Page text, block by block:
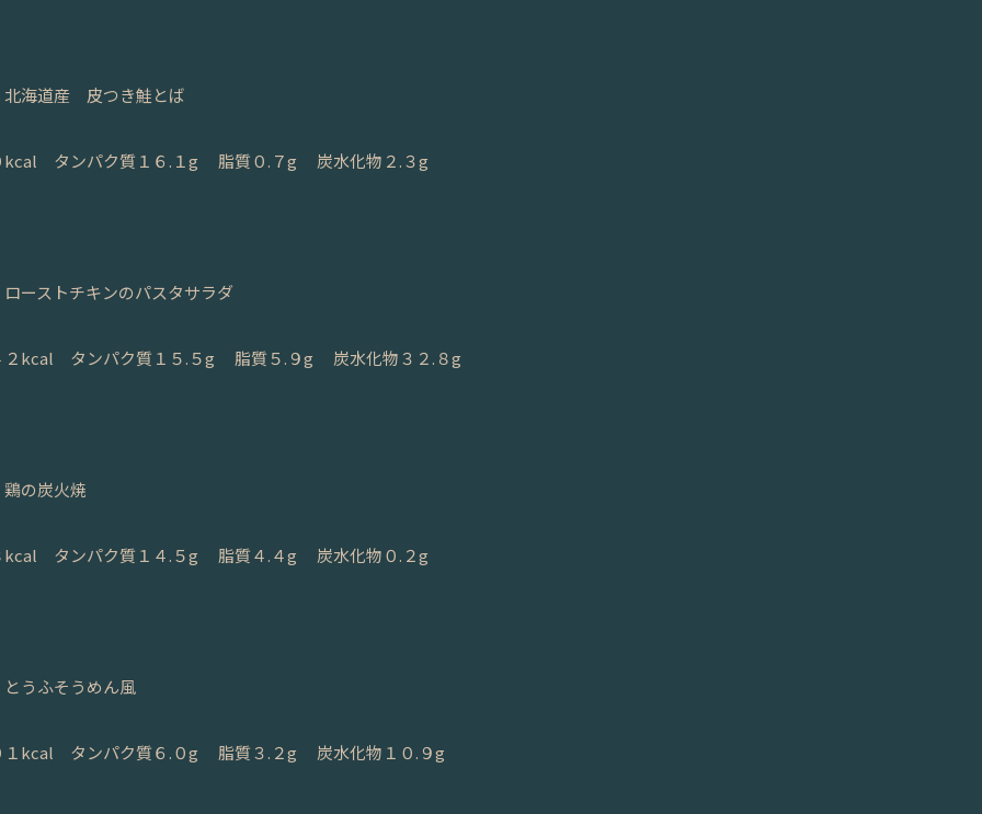
北海道産 皮つき鮭とば
kcal タンパク質１６.１g 脂質０.７g 炭水化物２.３g
ーストチキンのパスタサラダ
２kcal タンパク質１５.５g 脂質５.９g 炭水化物３２.８g
の炭火焼
kcal タンパク質１４.５g 脂質４.４g 炭水化物０.２g
とうふそうめん風
１kcal タンパク質６.０g 脂質３.２g 炭水化物１０.９g